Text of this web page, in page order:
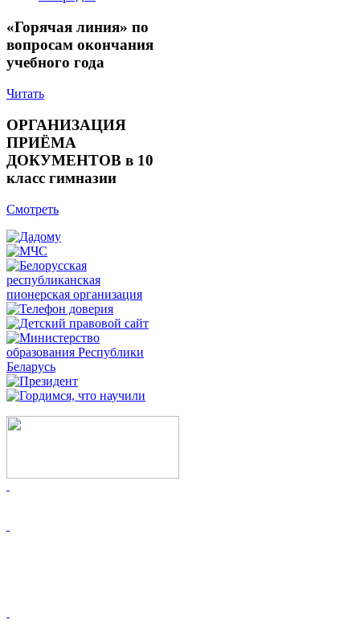
«Горячая линия» по
вопросам окончания
учебного года
Читать
ОРГАНИЗАЦИЯ
ПРИЁМА
ДОКУМЕНТОВ в 10
класс гимназии
Смотреть